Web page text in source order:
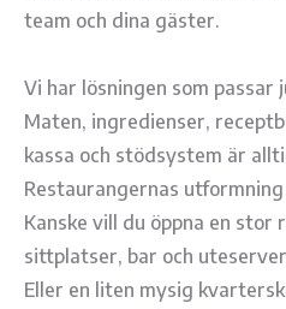
team och dina gäster.
Vi har lösningen som passar
Maten, ingredienser,
kassa och stödsystem är
Restaurangernas utformning
Kanske vill du öppna en stor
sittplatser, bar och
Eller en liten mysig